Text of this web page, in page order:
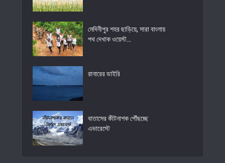
মেদিনীপুর শহর ছাড়িয়ে, সারা বাংলায়
পথ দেখাক ওয়েস্ট...
রানারের ডাইরি
বাতাসের কীটনাশক পৌঁছচ্ছে
এভারেস্টে